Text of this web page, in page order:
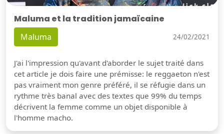
Maluma et la tradition jamaïcaine
Maluma 24/02/2021
J'ai l'impression qu'avant d'aborder le sujet traité dans
cet article je dois faire une prémisse: le reggaeton n'est
pas vraiment mon genre préféré, il se réfugie dans un
rythme très banal avec des textes que 99% du temps
décrivent la femme comme un objet disponible à
l'homme macho.